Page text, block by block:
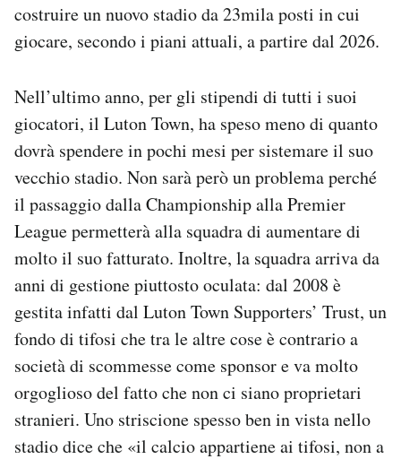
costruire un nuovo stadio da 23mila posti in cui
giocare, secondo i piani attuali, a partire dal 2026.
Nell’ultimo anno, per gli stipendi di tutti i suoi
giocatori, il Luton Town, ha speso meno di quanto
dovrà spendere in pochi mesi per sistemare il suo
vecchio stadio. Non sarà però un problema perché
il passaggio dalla Championship alla Premier
League permetterà alla squadra di aumentare di
molto il suo fatturato. Inoltre, la squadra arriva da
anni di gestione piuttosto oculata: dal 2008 è
gestita infatti dal Luton Town Supporters’ Trust, un
fondo di tifosi che tra le altre cose è contrario a
società di scommesse come sponsor e va molto
orgoglioso del fatto che non ci siano proprietari
stranieri. Uno striscione spesso ben in vista nello
stadio dice che «il calcio appartiene ai tifosi, non a